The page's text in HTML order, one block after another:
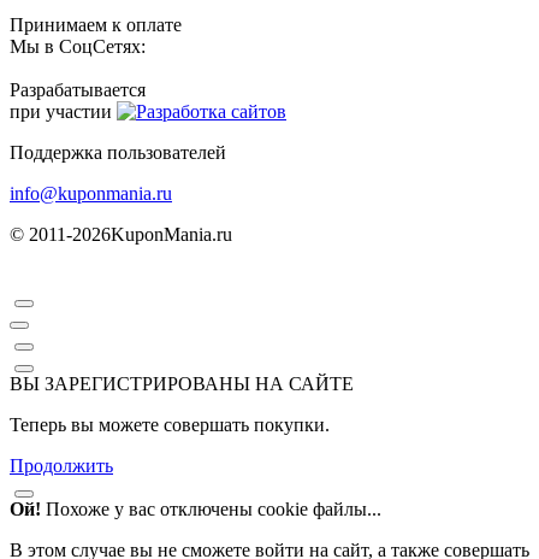
Принимаем к оплате
Мы в СоцСетях:
Разрабатывается
при участии
Поддержка пользователей
info@kuponmania.ru
© 2011-2026KuponMania.ru
ВЫ ЗАРЕГИСТРИРОВАНЫ НА САЙТЕ
Теперь вы можете совершать покупки.
Продолжить
Ой! Похоже у вас отключены cookie файлы...
В этом случае вы не сможете войти на сайт, а также совершать